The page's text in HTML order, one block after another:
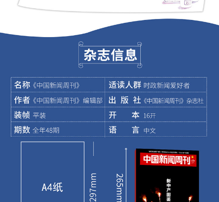
退款政策：
1.如果有杂志出现印刷质量、快递导致的破损及丢件问
2.由于期刊有特殊性，一经发货不支持无理由退换或中途
退订，介意慎拍~